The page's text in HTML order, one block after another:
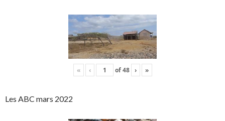
« ‹ of48 › »
Les ABC mars 2022